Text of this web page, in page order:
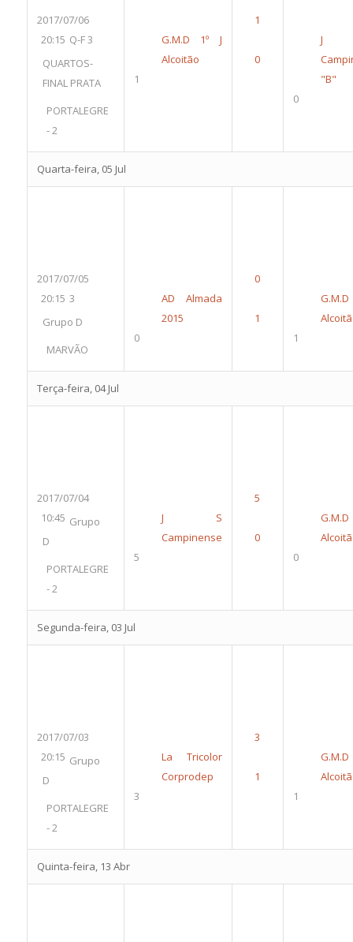
2017/07/06
20:15 Q-F 3
QUARTOS-
FINAL PRATA
PORTALEGRE
- 2
G.M.D 1º J
Alcoitão
1
J
"B"
0
Quarta-feira, 05 Jul
2017/07/05
20:15 3
Grupo D
MARVÃO
AD Almada
2015
0
1
Terça-feira, 04 Jul
2017/07/04
10:45 Grupo
D
PORTALEGRE
- 2
J S
Campinense
5
0
Segunda-feira, 03 Jul
2017/07/03
20:15 Grupo
D
PORTALEGRE
- 2
La Tricolor
Corprodep
3
1
Quinta-feira, 13 Abr